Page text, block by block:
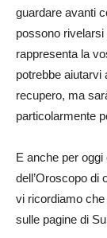
guardare avanti
possono rivelarsi
rappresenta la
potrebbe aiutarvi
recupero, ma
particolarmente
E anche per
dell’Oroscopo di
vi ricordiamo che
sulle pagine di